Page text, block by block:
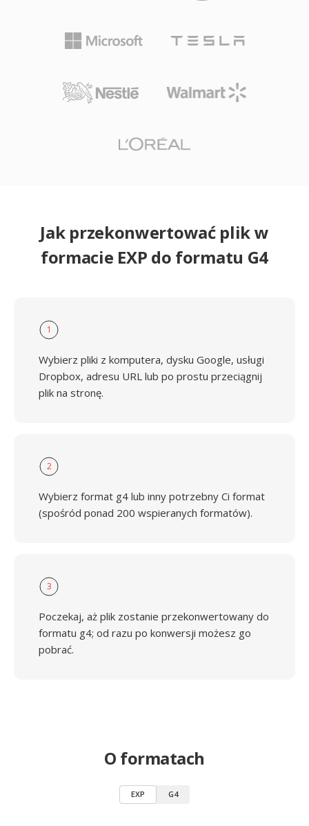
Jak przekonwertować plik w
formacie EXP do formatu G4
1
Wybierz pliki z komputera, dysku Google, usługi
Dropbox, adresu URL lub po prostu przeciągnij
plik na stronę.
2
Wybierz format g4 lub inny potrzebny Ci format
(spośród ponad 200 wspieranych formatów).
3
Poczekaj, aż plik zostanie przekonwertowany do
formatu g4; od razu po konwersji możesz go
pobrać.
O formatach
EXP G4